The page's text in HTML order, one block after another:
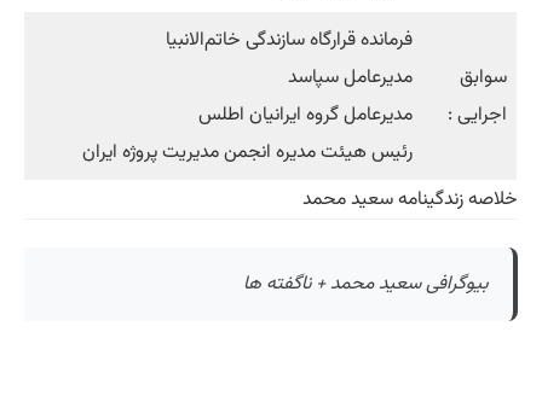
سوابق
اجرایی :
فرمانده قرارگاه سازندگی خاتم‌الانبیا
مدیرعامل سپاسد
مدیرعامل گروه ایرانیان اطلس
رئیس هیئت مدیره انجمن مدیریت پروژه ایران
خلاصه زندگینامه سعید محمد
بیوگرافی سعید محمد + ناگفته ها